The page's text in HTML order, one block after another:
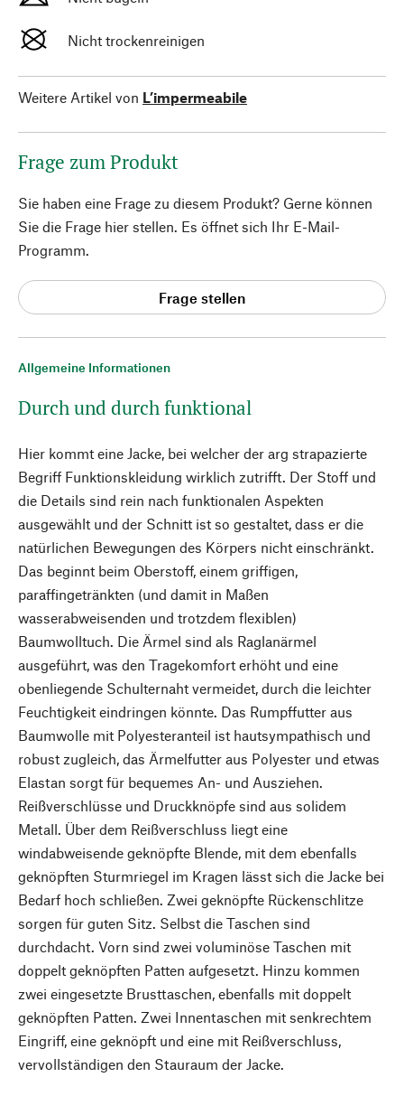
Allgemeine Informationen
Durch und durch funktional
Hier kommt eine Jacke, bei welcher der arg strapazierte
Begriff Funktionskleidung wirklich zutrifft. Der Stoff und
die Details sind rein nach funktionalen Aspekten
ausgewählt und der Schnitt ist so gestaltet, dass er die
natürlichen Bewegungen des Körpers nicht einschränkt.
Das beginnt beim Oberstoff, einem griffigen,
paraffingetränkten (und damit in Maßen
wasserabweisenden und trotzdem flexiblen)
Baumwolltuch. Die Ärmel sind als Raglanärmel
ausgeführt, was den Tragekomfort erhöht und eine
obenliegende Schulternaht vermeidet, durch die leichter
Feuchtigkeit eindringen könnte. Das Rumpffutter aus
Baumwolle mit Polyesteranteil ist hautsympathisch und
robust zugleich, das Ärmelfutter aus Polyester und etwas
Elastan sorgt für bequemes An- und Ausziehen.
Reißverschlüsse und Druckknöpfe sind aus solidem
Metall. Über dem Reißverschluss liegt eine
windabweisende geknöpfte Blende, mit dem ebenfalls
geknöpften Sturmriegel im Kragen lässt sich die Jacke bei
Bedarf hoch schließen. Zwei geknöpfte Rückenschlitze
sorgen für guten Sitz. Selbst die Taschen sind
durchdacht. Vorn sind zwei voluminöse Taschen mit
doppelt geknöpften Patten aufgesetzt. Hinzu kommen
zwei eingesetzte Brusttaschen, ebenfalls mit doppelt
geknöpften Patten. Zwei Innentaschen mit senkrechtem
Eingriff, eine geknöpft und eine mit Reißverschluss,
vervollständigen den Stauraum der Jacke.
Nicht trockenreinigen
Weitere Artikel von L’impermeabile
Frage zum Produkt
Sie haben eine Frage zu diesem Produkt? Gerne können
Sie die Frage hier stellen. Es öffnet sich Ihr E-Mail-
Programm.
Frage stellen